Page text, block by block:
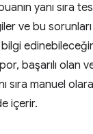
yanı sıra
ve bu
başarılı olan
sıra manuel
içerir.